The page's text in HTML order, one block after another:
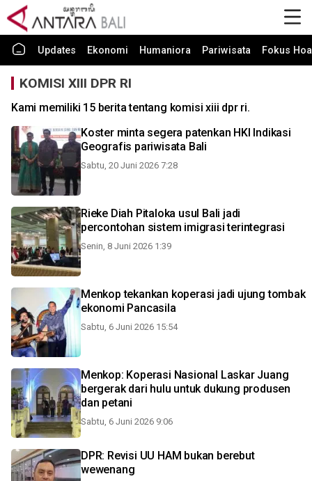
Updates Ekonomi Humaniora Pariwisata Fokus
KOMISI XIII DPR RI
Kami memiliki 15 berita tentang komisi xiii dpr ri.
Koster minta segera patenkan HKI Indikasi
Geografis pariwisata Bali
Sabtu, 20 Juni 2026 7:28
Rieke Diah Pitaloka usul Bali jadi
percontohan sistem imigrasi terintegrasi
Senin, 8 Juni 2026 1:39
Menkop tekankan koperasi jadi ujung tombak
ekonomi Pancasila
Sabtu, 6 Juni 2026 15:54
Menkop: Koperasi Nasional Laskar Juang
bergerak dari hulu untuk dukung produsen
dan petani
Sabtu, 6 Juni 2026 9:06
DPR: Revisi UU HAM bukan berebut
wewenang